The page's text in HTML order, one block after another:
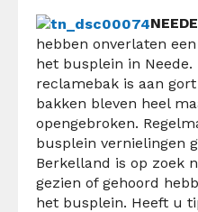
NEEDE
hebben onverlaten
het busplein in
reclamebak is aan
bakken bleven heel
opengebroken.
busplein vernielingen
Berkelland is op zoek
gezien of gehoord
het busplein. Heeft u